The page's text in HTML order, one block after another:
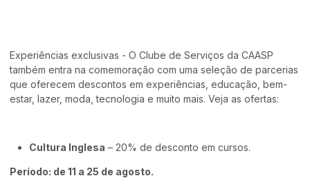
Experiências exclusivas - O Clube de Serviços da CAASP
também entra na comemoração com uma seleção de parcerias
que oferecem descontos em experiências, educação, bem-
estar, lazer, moda, tecnologia e muito mais. Veja as ofertas:
Cultura Inglesa – 20% de desconto em cursos.
Período: de 11 a 25 de agosto.